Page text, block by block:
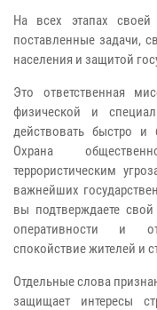
На всех этапах
поставленные задачи,
населения и защитой
Это ответственная
физической и
действовать быстро и
Охрана
террористическим
важнейших
вы подтверждаете
оперативности и
спокойствие жителей и
Отдельные слова
защищает интересы